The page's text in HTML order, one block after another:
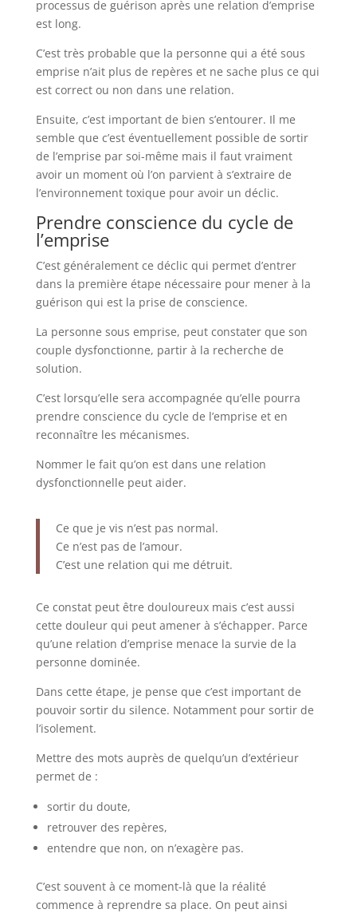
processus de guérison après une relation d’emprise
est long.
C’est très probable que la personne qui a été sous
emprise n’ait plus de repères et ne sache plus ce qui
est correct ou non dans une relation.
Ensuite, c’est important de bien s’entourer. Il me
semble que c’est éventuellement possible de sortir
de l’emprise par soi-même mais il faut vraiment
avoir un moment où l’on parvient à s’extraire de
l’environnement toxique pour avoir un déclic.
Prendre conscience du cycle de
l’emprise
C’est généralement ce déclic qui permet d’entrer
dans la première étape nécessaire pour mener à la
guérison qui est la prise de conscience.
La personne sous emprise, peut constater que son
couple dysfonctionne, partir à la recherche de
solution.
C’est lorsqu’elle sera accompagnée qu’elle pourra
prendre conscience du cycle de l’emprise et en
reconnaître les mécanismes.
Nommer le fait qu’on est dans une relation
dysfonctionnelle peut aider.
Ce que je vis n’est pas normal.
Ce n’est pas de l’amour.
C’est une relation qui me détruit.
Ce constat peut être douloureux mais c’est aussi
cette douleur qui peut amener à s’échapper. Parce
qu’une relation d’emprise menace la survie de la
personne dominée.
Dans cette étape, je pense que c’est important de
pouvoir sortir du silence. Notamment pour sortir de
l’isolement.
Mettre des mots auprès de quelqu’un d’extérieur
permet de :
sortir du doute,
retrouver des repères,
entendre que non, on n’exagère pas.
C’est souvent à ce moment-là que la réalité
commence à reprendre sa place. On peut ainsi